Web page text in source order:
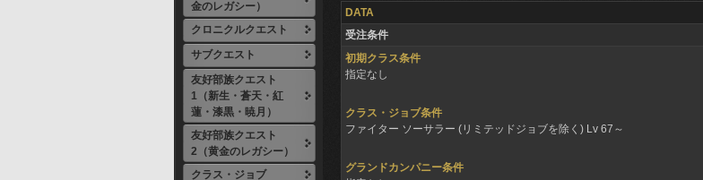
金のレガシー）
クロニクルクエスト
サブクエスト
友好部族クエスト
1（新生・蒼天・紅
蓮・漆黒・暁月）
友好部族クエスト
2（黄金のレガシー）
クラス・ジョブ
DATA
受注条件
初期クラス条件
指定なし
クラス・ジョブ条件
ファイター ソーサラー (リミテッドジョブを除く) Lv 67～
グランドカンパニー条件